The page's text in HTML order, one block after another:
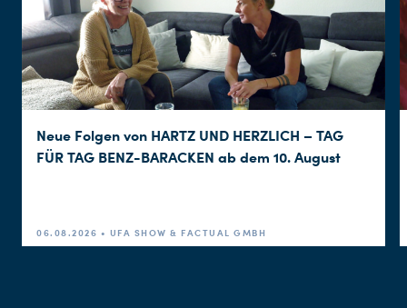
Neue Folgen von HARTZ UND HERZLICH – TAG
FÜR TAG BENZ-BARACKEN ab dem 10. August
06.08.2026 • UFA SHOW & FACTUAL GMBH